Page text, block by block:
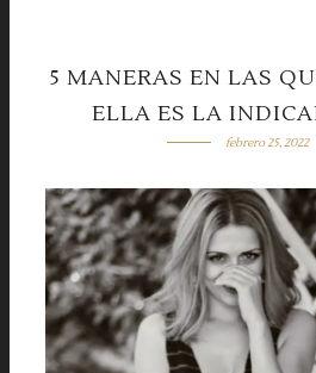
5 MANERAS EN LAS
ELLA ES LA
febrero 25, 2022